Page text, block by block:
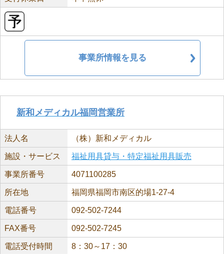
事業所情報を見る
新和メディカル福岡営業所
法人名 （株）新和メディカル
施設・サービス 福祉用具貸与・特定福祉用具販売
事業所番号 4071100285
所在地 福岡県福岡市南区的場1-27-4
電話番号 092-502-7244
FAX番号 092-502-7245
電話受付時間 8：30～17：30